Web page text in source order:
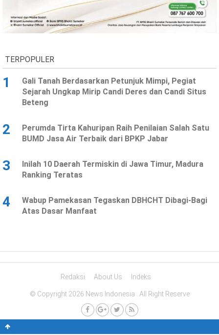
TERPOPULER
1
Gali Tanah Berdasarkan Petunjuk Mimpi, Pegiat
Sejarah Ungkap Mirip Candi Deres dan Candi Situs
Beteng
2
Perumda Tirta Kahuripan Raih Penilaian Salah Satu
BUMD Jasa Air Terbaik dari BPKP Jabar
3
Inilah 10 Daerah Termiskin di Jawa Timur, Madura
Ranking Teratas
4
Wabup Pamekasan Tegaskan DBHCHT Dibagi-Bagi
Atas Dasar Manfaat
Redaksi About Us Indeks
© Copyright 2026 News Indonesia . All Right Reserve